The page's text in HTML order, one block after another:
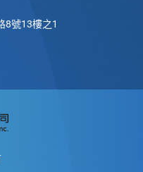
8號13樓之1